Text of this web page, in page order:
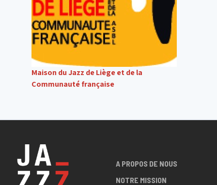
Maison du Jazz de Liège et de la
Communauté française
A PROPOS DE NOUS
NOTRE MISSION